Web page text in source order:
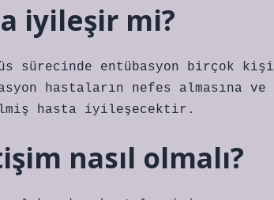
iyileşir mi?
sürecinde entübasyon birçok kişi
hastaların nefes almasına ve
hasta iyileşecektir.
nasıl olmalı?